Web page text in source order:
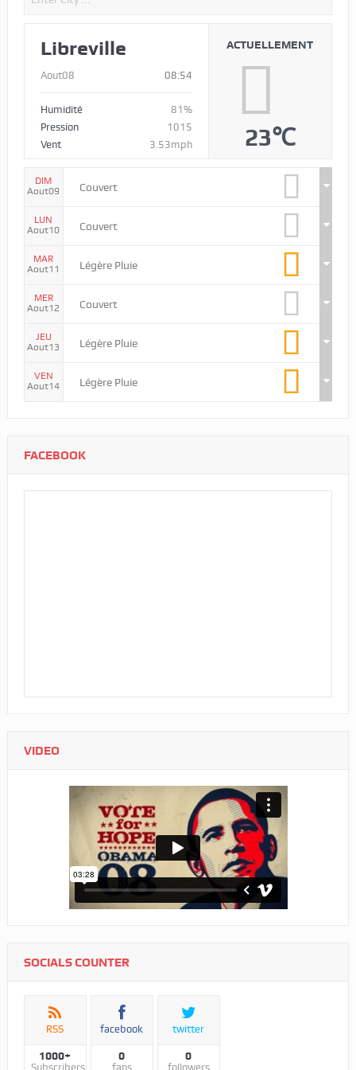
Libreville
Aout08 08:54
Humidité
81%
Pression
1015
Vent
3.53mph
ACTUELLEMENT
23℃
DIM
Aout09
Couvert
LUN
Aout10
Couvert
MAR
Aout11
Légère Pluie
MER
Aout12
Couvert
JEU
Aout13
Légère Pluie
VEN
Aout14
Légère Pluie
FACEBOOK
VIDEO
SOCIALS COUNTER
RSS
1000+
Subscribers
facebook
0
fans
twitter
0
followers